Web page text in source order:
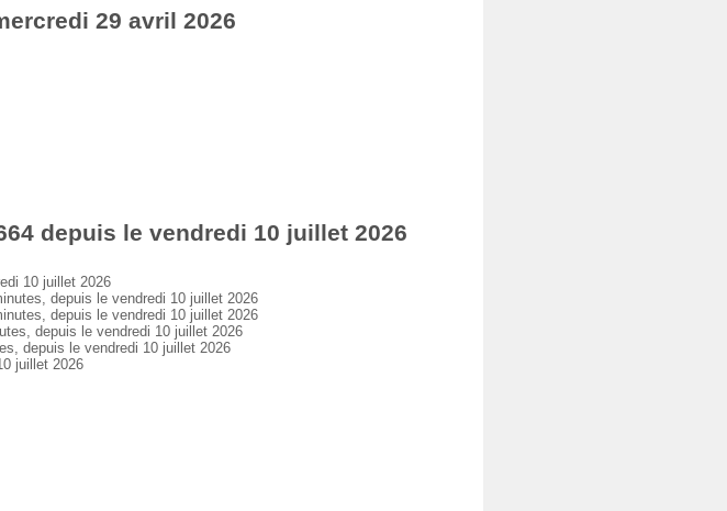
29 avril 2026
depuis le vendredi 10 juillet 2026
10 juillet 2026
depuis le vendredi 10 juillet 2026
depuis le vendredi 10 juillet 2026
depuis le vendredi 10 juillet 2026
depuis le vendredi 10 juillet 2026
juillet 2026